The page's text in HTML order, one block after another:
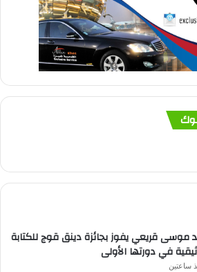
موسى قريعي يفوز بجائزة دينق قوج للكتابة
في دورتها الأولى
ساعتين